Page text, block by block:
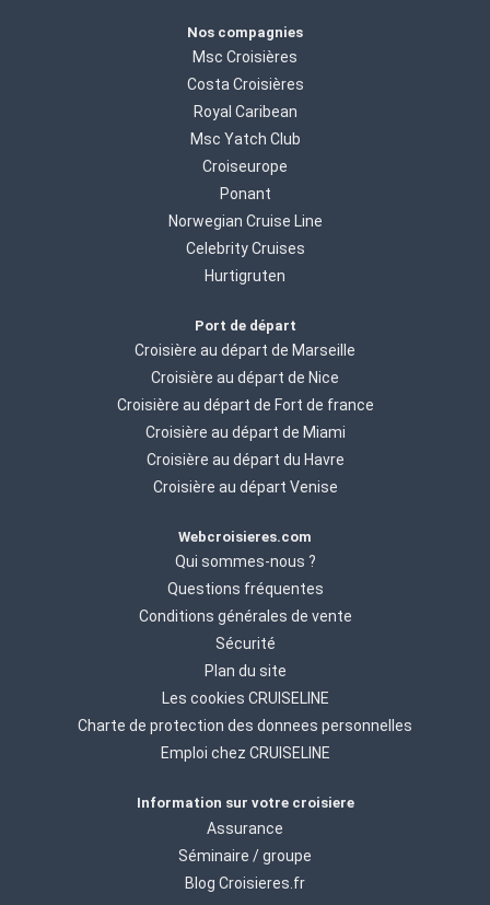
Nos compagnies
Msc Croisières
Costa Croisières
Royal Caribean
Msc Yatch Club
Croiseurope
Ponant
Norwegian Cruise Line
Celebrity Cruises
Hurtigruten
Port de départ
Croisière au départ de Marseille
Croisière au départ de Nice
Croisière au départ de Fort de france
Croisière au départ de Miami
Croisière au départ du Havre
Croisière au départ Venise
Webcroisieres.com
Qui sommes-nous ?
Questions fréquentes
Conditions générales de vente
Sécurité
Plan du site
Les cookies CRUISELINE
Charte de protection des donnees personnelles
Emploi chez CRUISELINE
Information sur votre croisiere
Assurance
Séminaire / groupe
Blog Croisieres.fr